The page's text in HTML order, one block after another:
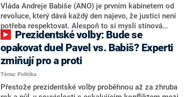
o případné kandidatuře kohokoliv ze zmíněné trojice
značně pochybuje. Podle něj současná koalice dosud
nemá osobu, která by Pavlovi mohla konkurovat.
Vláda Andreje Babiše (ANO) je prvním kabinetem od
revoluce, který dává každý den najevo, že justici není
potřeba respektovat. Alespoň to si myslí stínová
ministryně spravedlnosti ODS Eva Decroix. V
rozhovoru pro CNN Prima NEWS si nebrala servítky
ohledně politického výkonu svého nástupce Jeronýma
Tejce (za ANO) či vládní zmocněnkyně pro lidská
práva Taťány Malé (ANO). Označením „svoloč“ na
adresu vlády prý byla ještě hodná. Decroix se také
opakovat duel Pavel vs. Babiš? Experti
zmiňují pro a proti
Téma: Politika
Přestože prezidentské volby proběhnou až za zhruba